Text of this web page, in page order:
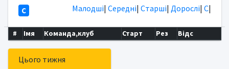
C Малодші| Середні| Старші| Дорослі| C|
# Імя Команда,клуб Старт Рез Відс
Цього тижня